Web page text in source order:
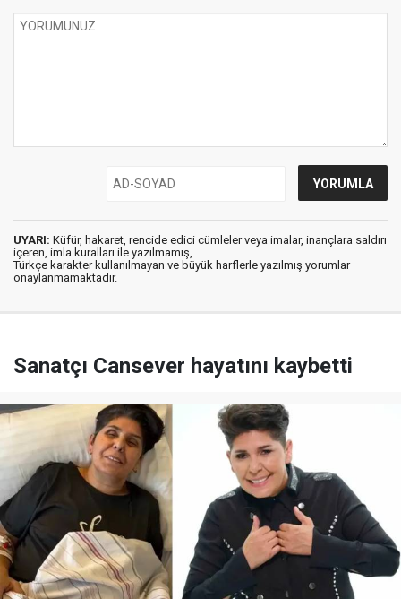
UYARI: Küfür, hakaret, rencide edici cümleler veya imalar, inançlara saldırı
içeren, imla kuralları ile yazılmamış,
Türkçe karakter kullanılmayan ve büyük harflerle yazılmış yorumlar
onaylanmamaktadır.
Sanatçı Cansever hayatını kaybetti